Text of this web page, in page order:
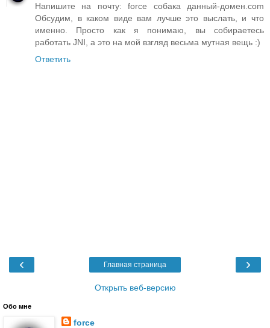
Напишите на почту: force собака данный-домен.com
Обсудим, в каком виде вам лучше это выслать, и что
именно. Просто как я понимаю, вы собираетесь
работать JNI, а это на мой взгляд весьма мутная вещь :)
Ответить
‹ ›
Главная страница
Открыть веб-версию
Обо мне
force